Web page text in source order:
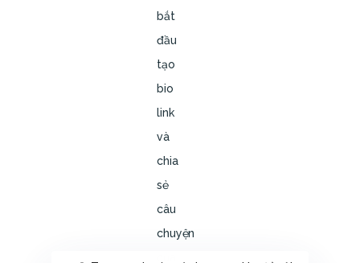
bắt
đầu
tạo
bio
link
và
chia
sẻ
câu
chuyện